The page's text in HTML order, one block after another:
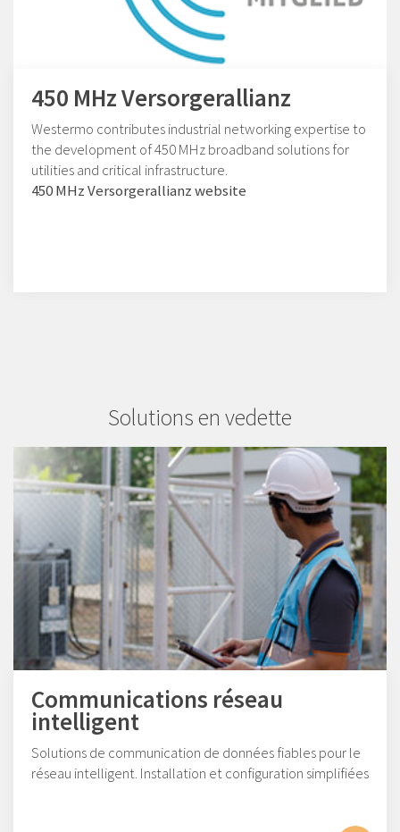
450 MHz Versorgerallianz
Westermo contributes industrial networking expertise to
the development of 450 MHz broadband solutions for
utilities and critical infrastructure.
450 MHz Versorgerallianz website
Solutions en vedette
Communications réseau
intelligent
Solutions de communication de données fiables pour le
réseau intelligent. Installation et configuration simplifiées